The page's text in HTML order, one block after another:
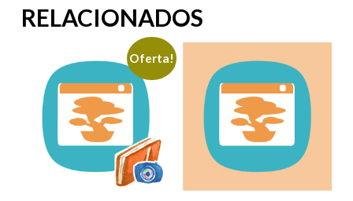
(vinc.
sist.
commerce)
ANUIDADE
quantidade
RELACIONADOS
Oferta!